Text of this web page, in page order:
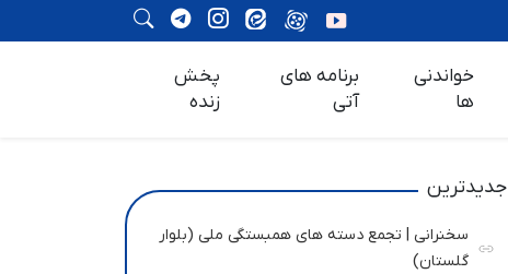
خواندنی
ها
برنامه های
آتی
پخش
زنده
جدیدترین
سخنرانی | تجمع دسته های همبستگی ملی (بلوار
گلستان)